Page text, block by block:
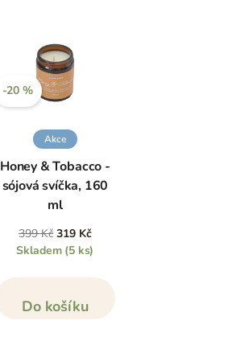
-20 %
Akce
Honey & Tobacco -
sójová svíčka, 160
ml
399 Kč 319 Kč
Skladem (5 ks)
Do košíku